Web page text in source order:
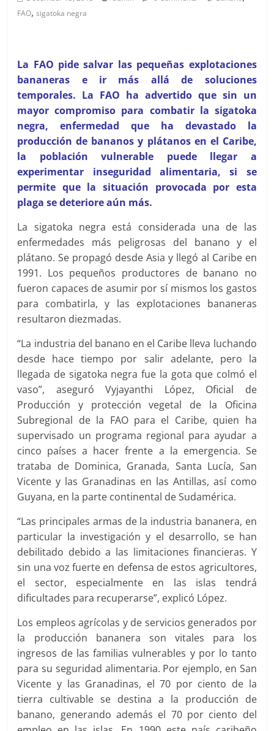
FAO,sigatoka negra
La FAO pide salvar las pequeñas explotaciones
bananeras e ir más allá de soluciones
temporales. La FAO ha advertido que sin un
mayor compromiso para combatir la sigatoka
negra, enfermedad que ha devastado la
producción de bananos y plátanos en el Caribe,
la población vulnerable puede llegar a
experimentar inseguridad alimentaria, si se
permite que la situación provocada por esta
plaga se deteriore aún más.
La sigatoka negra está considerada una de las
enfermedades más peligrosas del banano y el
plátano. Se propagó desde Asia y llegó al Caribe en
1991. Los pequeños productores de banano no
fueron capaces de asumir por sí mismos los gastos
para combatirla, y las explotaciones bananeras
resultaron diezmadas.
“La industria del banano en el Caribe lleva luchando
desde hace tiempo por salir adelante, pero la
llegada de sigatoka negra fue la gota que colmó el
vaso”, aseguró Vyjayanthi López, Oficial de
Producción y protección vegetal de la Oficina
Subregional de la FAO para el Caribe, quien ha
supervisado un programa regional para ayudar a
cinco países a hacer frente a la emergencia. Se
trataba de Dominica, Granada, Santa Lucía, San
Vicente y las Granadinas en las Antillas, así como
Guyana, en la parte continental de Sudamérica.
“Las principales armas de la industria bananera, en
particular la investigación y el desarrollo, se han
debilitado debido a las limitaciones financieras. Y
sin una voz fuerte en defensa de estos agricultores,
el sector, especialmente en las islas tendrá
dificultades para recuperarse”, explicó López.
Los empleos agrícolas y de servicios generados por
la producción bananera son vitales para los
ingresos de las familias vulnerables y por lo tanto
para su seguridad alimentaria. Por ejemplo, en San
Vicente y las Granadinas, el 70 por ciento de la
tierra cultivable se destina a la producción de
banano, generando además el 70 por ciento del